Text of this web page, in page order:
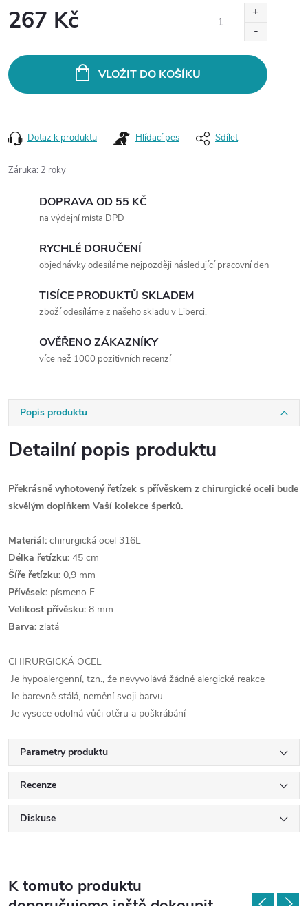
267 Kč
VLOŽIT DO KOŠÍKU
Dotaz k produktu Hlídací pes Sdílet
Záruka: 2 roky
DOPRAVA OD 55 KČ
na výdejní místa DPD
RYCHLÉ DORUČENÍ
objednávky odesíláme nejpozději následující pracovní den
TISÍCE PRODUKTŮ SKLADEM
zboží odesíláme z našeho skladu v Liberci.
OVĚŘENO ZÁKAZNÍKY
více než 1000 pozitivních recenzí
Popis produktu
Detailní popis produktu
Překrásně vyhotovený řetízek s přívěskem z chirurgické oceli bude
skvělým doplňkem Vaší kolekce šperků.
Materiál: chirurgická ocel 316L
Délka řetízku: 45 cm
Šíře řetízku: 0,9 mm
Přívěsek: písmeno F
Velikost přívěsku: 8 mm
Barva: zlatá
CHIRURGICKÁ OCEL
Je hypoalergenní, tzn., že nevyvolává žádné alergické reakce
Je barevně stálá, nemění svoji barvu
Je vysoce odolná vůči otěru a poškrábání
Parametry produktu
Recenze
Diskuse
K tomuto produktu